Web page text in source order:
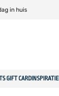
in huis
GIFT CARDINSPIRATIE